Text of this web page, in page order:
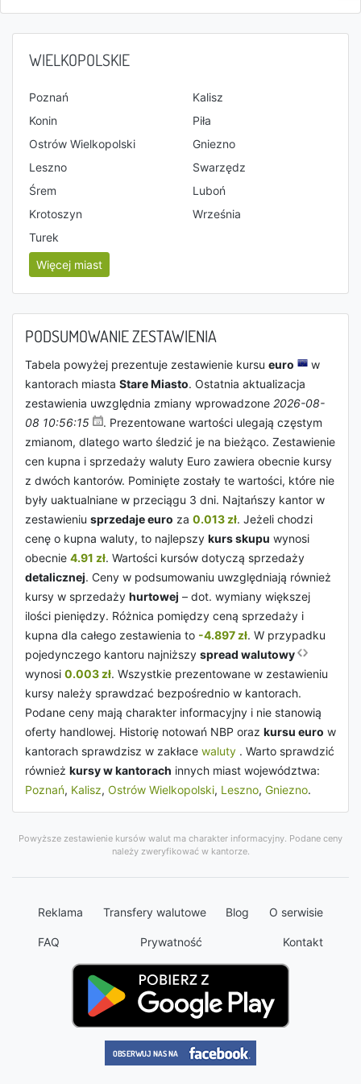
WIELKOPOLSKIE
Poznań
Kalisz
Konin
Piła
Ostrów Wielkopolski
Gniezno
Leszno
Swarzędz
Śrem
Luboń
Krotoszyn
Września
Turek
Więcej miast
PODSUMOWANIE ZESTAWIENIA
Tabela powyżej prezentuje zestawienie kursu euro
w
kantorach miasta Stare Miasto. Ostatnia aktualizacja
zestawienia uwzględnia zmiany wprowadzone 2026-08-
08 10:56:15
. Prezentowane wartości ulegają częstym
zmianom, dlatego warto śledzić je na bieżąco. Zestawienie
cen kupna i sprzedaży waluty Euro zawiera obecnie kursy
z dwóch kantorów. Pominięte zostały te wartości, które nie
były uaktualniane w przeciągu 3 dni. Najtańszy kantor w
zestawieniu sprzedaje euro za 0.013 zł. Jeżeli chodzi
cenę o kupna waluty, to najlepszy kurs skupu wynosi
obecnie 4.91 zł. Wartości kursów dotyczą sprzedaży
detalicznej. Ceny w podsumowaniu uwzględniają również
kursy w sprzedaży hurtowej – dot. wymiany większej
ilości pieniędzy. Różnica pomiędzy ceną sprzedaży i
kupna dla całego zestawienia to -4.897 zł. W przypadku
pojedynczego kantoru najniższy spread walutowy
wynosi 0.003 zł. Wszystkie prezentowane w zestawieniu
kursy należy sprawdzać bezpośrednio w kantorach.
Podane ceny mają charakter informacyjny i nie stanowią
oferty handlowej. Historię notowań NBP oraz kursu euro w
kantorach sprawdzisz w zakłace waluty . Warto sprawdzić
również kursy w kantorach innych miast województwa:
Poznań, Kalisz, Ostrów Wielkopolski, Leszno, Gniezno.
Powyższe zestawienie kursów walut ma charakter informacyjny. Podane ceny
należy zweryfikować w kantorze.
Reklama Transfery walutowe Blog O serwisie
FAQ Prywatność Kontakt